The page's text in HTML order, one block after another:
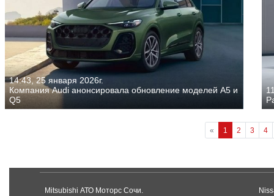
14:43, 25 января 2026г.
Компания Audi анонсировала обновление моделей A5 и
Q5
« 1 2 3 4
Mitsubishi АТО Моторс Сочи.